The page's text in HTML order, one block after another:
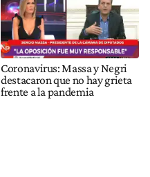
Coronavirus: Massa y Negri
destacaron que no hay grieta
frente a la pandemia